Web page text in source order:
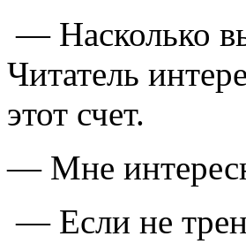
— Насколько
Читатель
этот счет.
— Мне
— Если не